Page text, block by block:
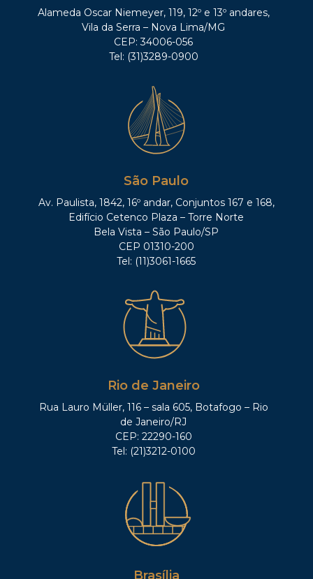
Alameda Oscar Niemeyer, 119, 12º e 13º andares,
Vila da Serra – Nova Lima/MG
CEP: 34006-056
Tel: (31)3289-0900
São Paulo
Av. Paulista, 1842, 16º andar, Conjuntos 167 e 168,
Edifício Cetenco Plaza – Torre Norte
Bela Vista – São Paulo/SP
CEP 01310-200
Tel: (11)3061-1665
Rio de Janeiro
Rua Lauro Müller, 116 – sala 605, Botafogo – Rio
de Janeiro/RJ
CEP: 22290-160
Tel: (21)3212-0100
Brasília